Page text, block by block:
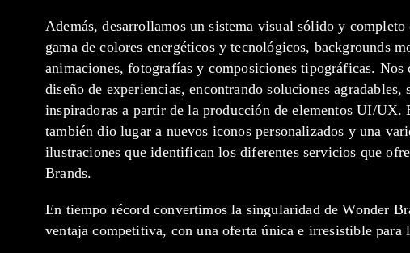
Además, desarrollamos un sistema visual sólido y completo
gama de colores energéticos y tecnológicos, backgrounds
animaciones, fotografías y composiciones tipográficas. Nos
diseño de experiencias, encontrando soluciones agradables,
inspiradoras a partir de la producción de elementos UI/UX.
también dio lugar a nuevos iconos personalizados y una
ilustraciones que identifican los diferentes servicios que
Brands.
En tiempo récord convertimos la singularidad de Wonder
ventaja competitiva, con una oferta única e irresistible para